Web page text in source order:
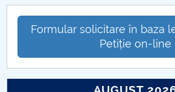
Formular solicitare în baza
Petiție on-line
AUGUST